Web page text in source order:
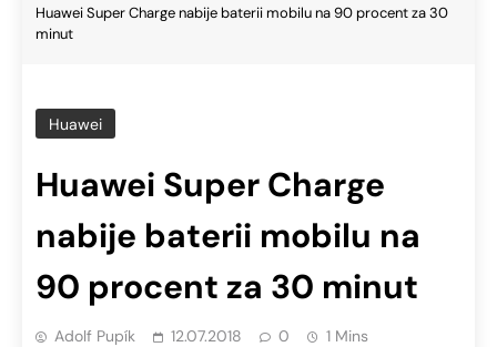
Huawei Super Charge nabije baterii mobilu na 90 procent za 30
minut
Huawei
Huawei Super Charge
nabije baterii mobilu na
90 procent za 30 minut
Adolf Pupík 12.07.2018 0 1 Mins